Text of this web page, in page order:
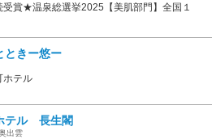
受賞★温泉総選挙2025【美肌部門】全国１
きー悠ー
ホテル
テル 長生閣
出雲